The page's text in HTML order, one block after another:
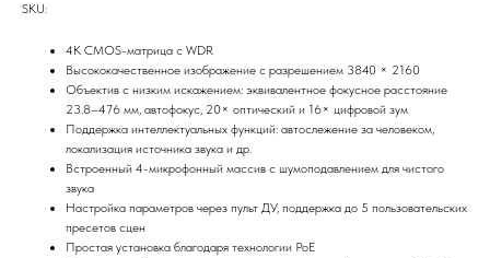
SKU:
4K CMOS-матрица с WDR
Высококачественное изображение с разрешением 3840 × 2160
Объектив с низким искажением: эквивалентное фокусное расстояние
23.8–476 мм, автофокус, 20× оптический и 16× цифровой зум
Поддержка интеллектуальных функций: автослежение за человеком,
локализация источника звука и др.
Встроенный 4-микрофонный массив с шумоподавлением для чистого
звука
Настройка параметров через пульт ДУ, поддержка до 5 пользовательских
пресетов сцен
Простая установка благодаря технологии PoE